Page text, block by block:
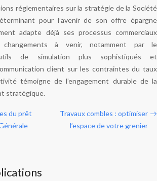
réglementaires sur la stratégie de la Société
pour l’avenir de son offre épargne
adapte déjà ses processus commerciaux
à venir, notamment par le
de simulation plus sophistiqués et
client sur les contraintes du taux
témoigne de l’engagement durable de la
stratégique.
du prêt
Travaux combles : optimiser
l’espace de votre grenier